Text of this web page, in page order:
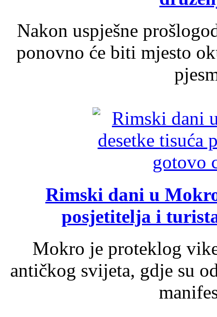
Nakon uspješne
ponovno će biti mjesto
Rimski dani u
posjetitelja i
Mokro je proteklog
antičkog svijeta, gdje su